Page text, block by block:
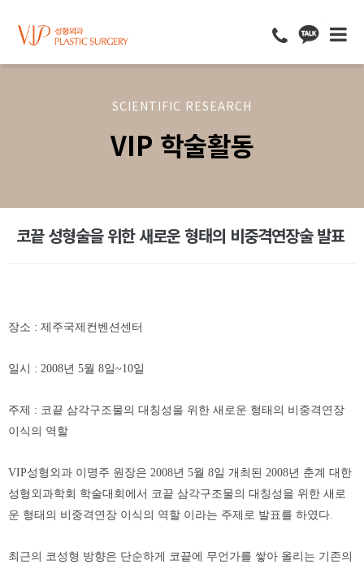
SCIENTIFIC RESEARCH
VIP 학술활동
코끝 성형술을 위한 새로운 형태의 비중격연장술 발표
장소 : 제주국제컨벤션센터
일시 : 2008년 5월 8일~10일
주제 : 코끝 삼각구조물의 대칭성을 위한 새로운 형태의 비중격연장
이식의 역할
VIP성형외과 이명주 원장은 2008년 5월 8일 개최된 2008년 춘계 대한
성형외과학회 학술대회에서 코끝 삼각구조물의 대칭성을 위한 새로
운 형태의 비중격연장 이식의 역할 이라는 주제로 발표를 하였다.
최근의 코성형 방향은 단순하게 코끝에 무언가를 쌓아 올리는 기존의